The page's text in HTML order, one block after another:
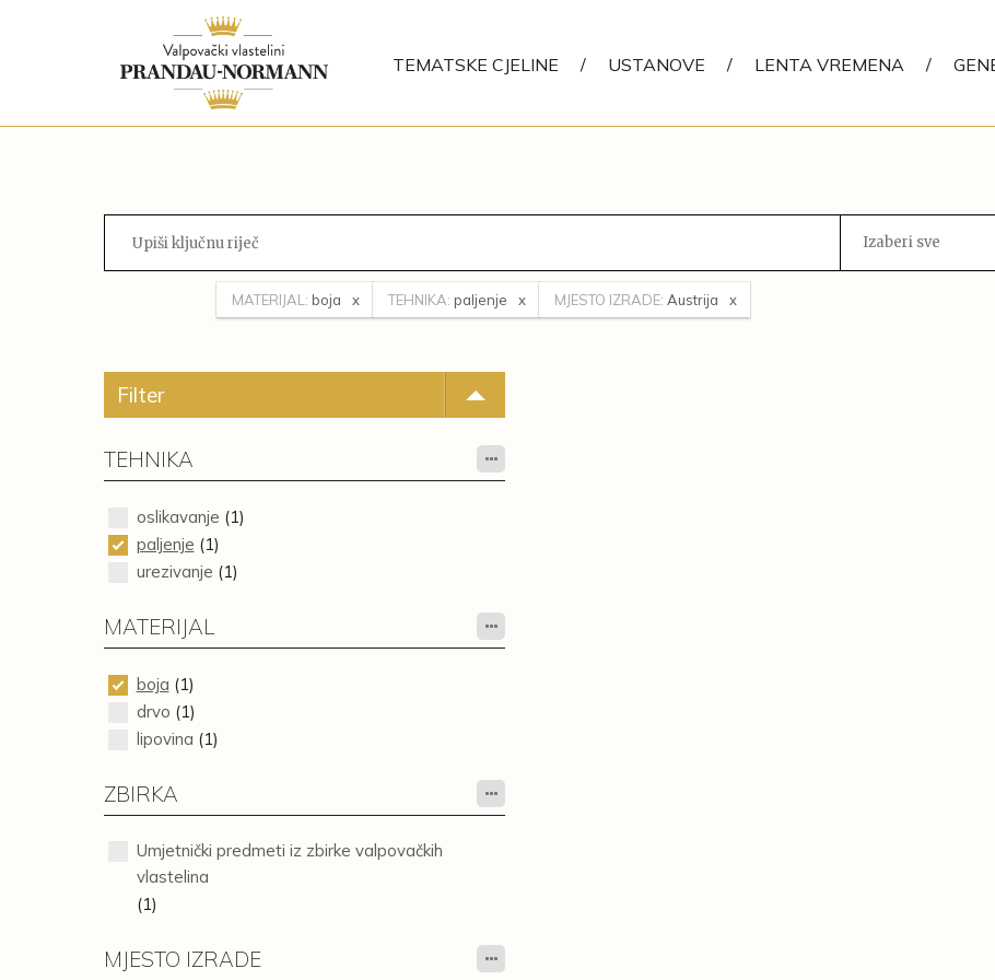
TEMATSKE CJELINE / USTANOVE / LENTA VREMENA /
Izaberi sve
MATERIJAL: boja TEHNIKA: paljenje MJESTO IZRADE: Austrija
Filter
TEHNIKA
oslikavanje (1)
paljenje (1)
urezivanje (1)
MATERIJAL
boja (1)
drvo (1)
lipovina (1)
ZBIRKA
Umjetnički predmeti iz zbirke valpovačkih
vlastelina
(1)
MJESTO IZRADE